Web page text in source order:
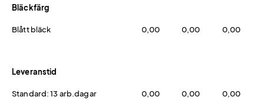
Bläckfärg
Blått bläck 0,00 0,00 0,00
Leveranstid
Standard: 13 arb.dagar 0,00 0,00 0,00